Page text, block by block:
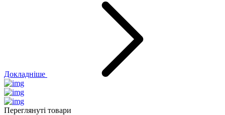
Докладніше
Переглянуті товари